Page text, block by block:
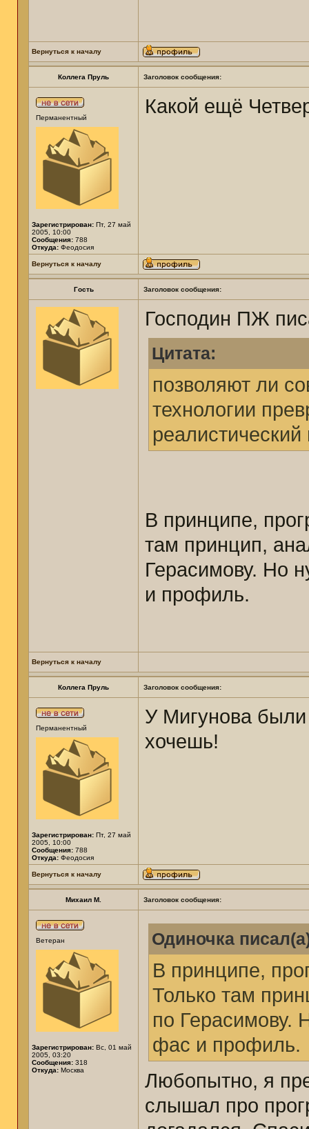
Вернуться к началу
Коллега Пруль Заголовок сообщения:
Перманентный
Зарегистрирован: Пт, 27 май
2005, 10:00
Сообщения: 788
Откуда: Феодосия
Какой ещё
Вернуться к началу
Гость Заголовок сообщения:
Господин ПЖ
Цитата:
позволяют ли
технологии
реалистический
В принципе,
там принцип,
Герасимову. Но
и профиль.
Вернуться к началу
Коллега Пруль Заголовок сообщения:
Перманентный
Зарегистрирован: Пт, 27 май
2005, 10:00
Сообщения: 788
Откуда: Феодосия
У Мигунова
хочешь!
Вернуться к началу
Михаил М. Заголовок сообщения:
Ветеран
Зарегистрирован: Вс, 01 май
2005, 03:20
Сообщения: 318
Откуда: Москва
Одиночка
В принципе,
Только там
по Герасимову.
фас и профиль.
Любопытно, я
слышал про